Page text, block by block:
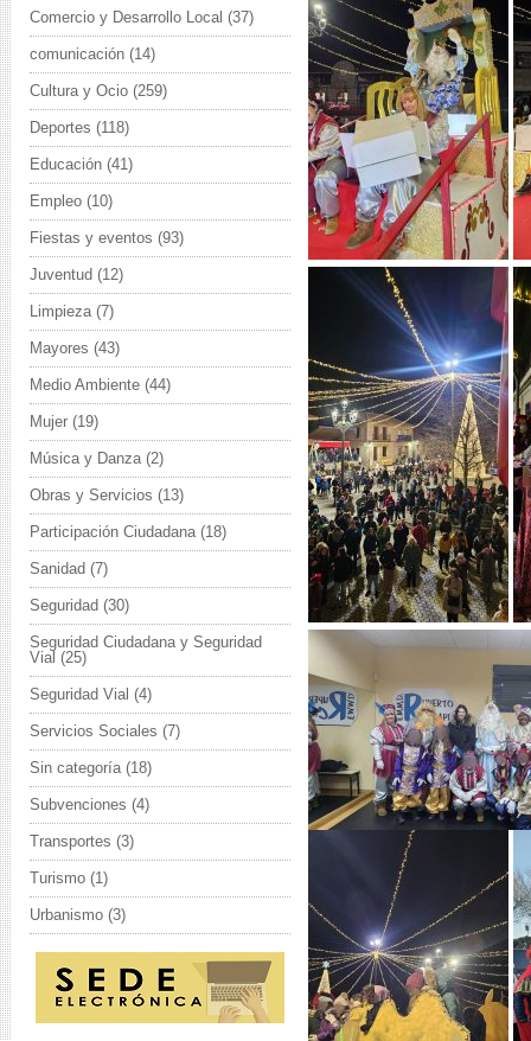
Comercio y Desarrollo Local (37)
comunicación (14)
Cultura y Ocio (259)
Deportes (118)
Educación (41)
Empleo (10)
Fiestas y eventos (93)
Juventud (12)
Limpieza(7)
Mayores (43)
Medio Ambiente (44)
Mujer (19)
Música y Danza(2)
Obras y Servicios (13)
Participación Ciudadana(18)
Sanidad (7)
Seguridad (30)
Seguridad Ciudadana y Seguridad
Vial (25)
Seguridad Vial (4)
Servicios Sociales (7)
Sin categoría(18)
Subvenciones (4)
Transportes (3)
Turismo (1)
Urbanismo (3)